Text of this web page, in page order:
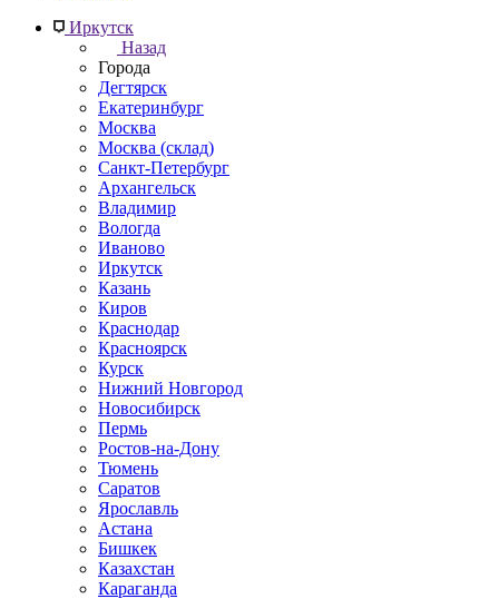
Иркутск
Назад
Города
Дегтярск
Екатеринбург
Москва
Москва (склад)
Санкт-Петербург
Архангельск
Владимир
Вологда
Иваново
Иркутск
Казань
Киров
Краснодар
Красноярск
Курск
Нижний Новгород
Новосибирск
Пермь
Ростов-на-Дону
Тюмень
Саратов
Ярославль
Астана
Бишкек
Казахстан
Караганда